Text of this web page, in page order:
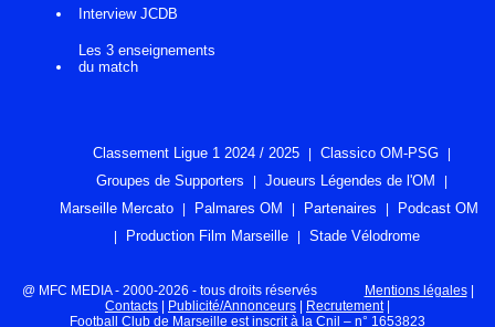
Interview JCDB
Les 3 enseignements
du match
Classement Ligue 1 2024 / 2025
Classico OM-PSG
Groupes de Supporters
Joueurs Légendes de l'OM
Marseille Mercato
Palmares OM Partenaires
Podcast OM
Production Film Marseille
Stade Vélodrome
@ MFC MEDIA - 2000-2026 - tous droits réservés Mentions légales|
Contacts
Publicité/Annonceurs Recrutement|
Football Club de Marseille est inscrit à la Cnil – n° 1653823